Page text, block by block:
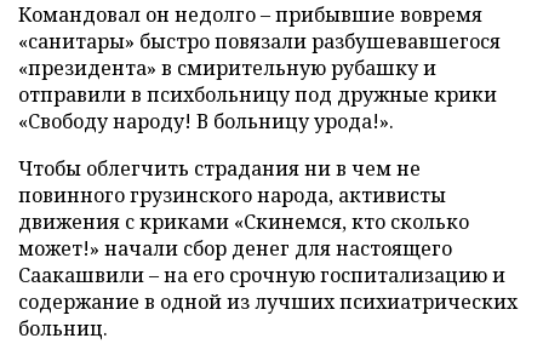
Командовал он недолго – прибывшие вовремя
«санитары» быстро повязали разбушевавшегося
«президента» в смирительную рубашку и
отправили в психбольницу под дружные крики
«Свободу народу! В больницу урода!».
Чтобы облегчить страдания ни в чем не
повинного грузинского народа, активисты
движения с криками «Скинемся, кто сколько
может!» начали сбор денег для настоящего
Саакашвили – на его срочную госпитализацию и
содержание в одной из лучших психиатрических
больниц.